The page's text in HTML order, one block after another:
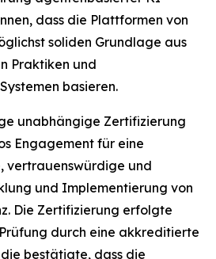
dass die Plattformen von
soliden Grundlage aus
Praktiken und
basieren.
unabhängige Zertifizierung
Engagement für eine
vertrauenswürdige und
und Implementierung von
Die Zertifizierung erfolgte
durch eine akkreditierte
bestätigte, dass die